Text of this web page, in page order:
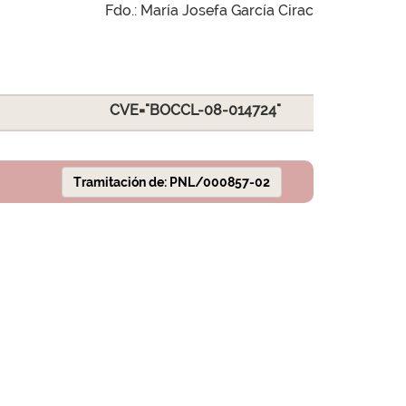
Fdo.: María Josefa García Cirac
CVE="BOCCL-08-014724"
Tramitación de: PNL/000857-02